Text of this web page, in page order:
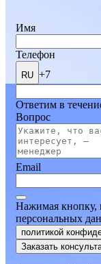
Имя
Телефон
RU +7
Ответим в
Вопрос
Email
Нажимая кнопку,
персональных
политикой
Заказать